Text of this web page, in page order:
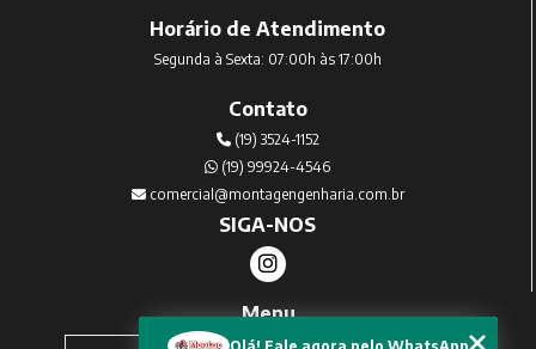
Horário de Atendimento
Segunda à Sexta: 07:00h às 17:00h
Contato
(19) 3524-1152
(19) 99924-4546
comercial@montagengenharia.com.br
SIGA-NOS
Menu